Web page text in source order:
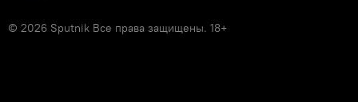
© 2026 Sputnik Все права защищены. 18+